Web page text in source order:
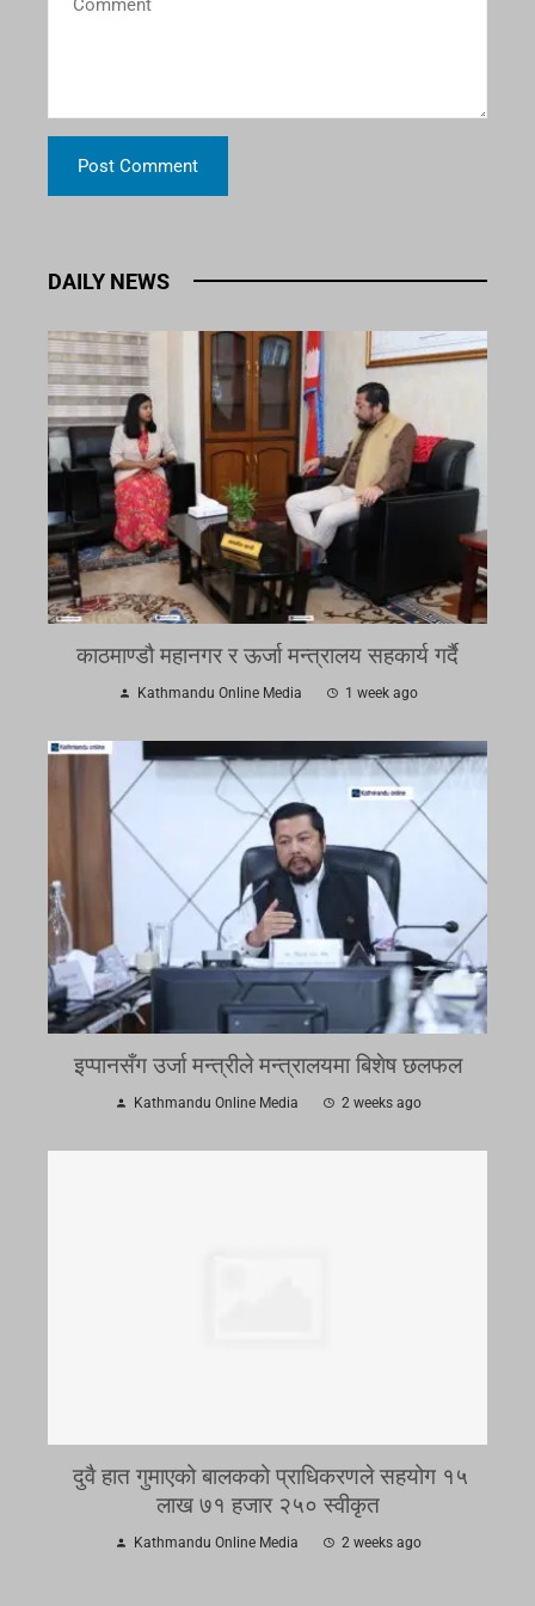
DAILY NEWS
काठमाण्डौ महानगर र ऊर्जा मन्त्रालय सहकार्य गर्दै
Kathmandu Online Media 1 week ago
इप्पानसँग उर्जा मन्त्रीले मन्त्रालयमा बिशेष छलफल
Kathmandu Online Media 2 weeks ago
दुवै हात गुमाएको बालकको प्राधिकरणले सहयोग १५
लाख ७१ हजार २५० स्वीकृत
Kathmandu Online Media 2 weeks ago